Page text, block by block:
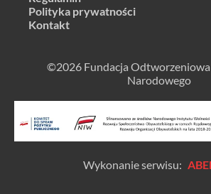
Polityka prywatności
Kontakt
©2026 Fundacja
Narodowego
Wykonanie serwisu: